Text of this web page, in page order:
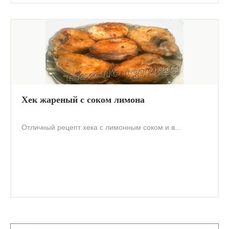
Хек жареный с соком лимона
Отличный рецепт хека с лимонным соком и в...